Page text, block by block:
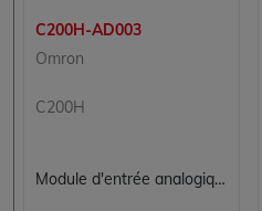
C200H-AD003
Omron
C200H
Module d'entrée analogique Omron C200H-AD003 - 8 voies, PLC C200H